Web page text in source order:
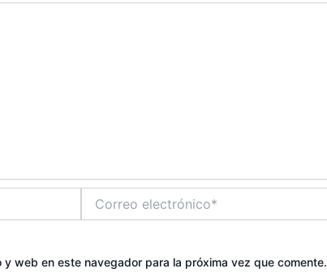
electrónico*
y web en este navegador para la próxima vez que comente.